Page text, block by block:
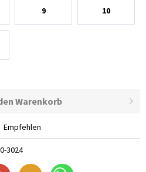
9 10
Warenkorb
Empfehlen
3024